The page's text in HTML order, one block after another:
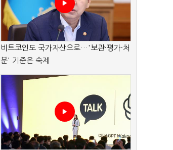
비트코인도 국가자산으로…'보관·평가·처
분' 기준은 숙제